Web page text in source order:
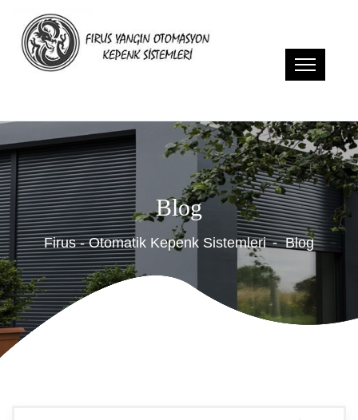
Blog
Firus - Otomatik Kepenk Sistemleri Blog